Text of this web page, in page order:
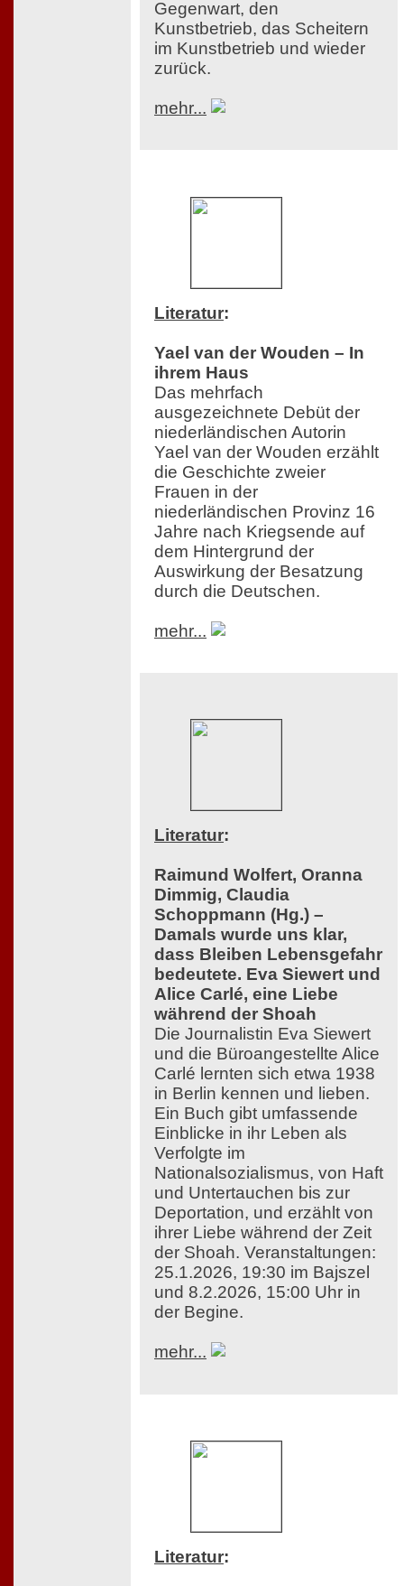
Gegenwart, den
Kunstbetrieb, das Scheitern
im Kunstbetrieb und wieder
zurück.
mehr...
Literatur:
Yael van der Wouden – In
ihrem Haus
Das mehrfach
ausgezeichnete Debüt der
niederländischen Autorin
Yael van der Wouden erzählt
die Geschichte zweier
Frauen in der
niederländischen Provinz 16
Jahre nach Kriegsende auf
dem Hintergrund der
Auswirkung der Besatzung
durch die Deutschen.
mehr...
Literatur:
Raimund Wolfert, Oranna
Dimmig, Claudia
Schoppmann (Hg.) –
Damals wurde uns klar,
dass Bleiben Lebensgefahr
bedeutete. Eva Siewert und
Alice Carlé, eine Liebe
während der Shoah
Die Journalistin Eva Siewert
und die Büroangestellte Alice
Carlé lernten sich etwa 1938
in Berlin kennen und lieben.
Ein Buch gibt umfassende
Einblicke in ihr Leben als
Verfolgte im
Nationalsozialismus, von Haft
und Untertauchen bis zur
Deportation, und erzählt von
ihrer Liebe während der Zeit
der Shoah. Veranstaltungen:
25.1.2026, 19:30 im Bajszel
und 8.2.2026, 15:00 Uhr in
der Begine.
mehr...
Literatur: